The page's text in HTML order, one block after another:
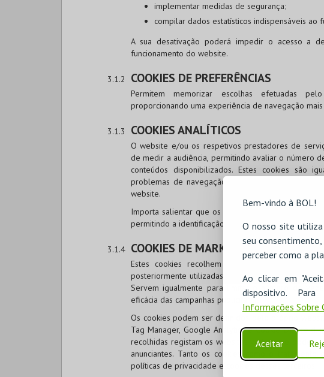
Bem-vindo à BOL!
O nosso site
seu consentimento,
perceber como a
Ao clicar em
dispositivo.
Informações Sobre
Aceitar
implementar medidas de segurança;
compilar dados estatísticos indispensáveis ao
A sua desativação poderá impedir o acesso a
funcionamento do website.
COOKIES DE PREFERÊNCIAS
Permitem memorizar escolhas efetuadas
proporcionando uma experiência de navegação
COOKIES ANALÍTICOS
O website e/ou os respetivos prestadores de
de medir a audiência, permitindo avaliar o número
conteúdos disponibilizados. Estes cookies são
problemas de navegação, contribuindo para a
website.
Importa salientar que os dados recolhidos através
permitindo a identificação individual dos visitantes.
COOKIES DE MARKETING E
Estes cookies recolhem informações sobre os
posteriormente utilizadas para apresentar anúncios
Servem igualmente para limitar o número de
eficácia das campanhas publicitárias.
Os cookies podem ser definidos pelo próprio
Tag Manager, Google Analytics e Cookie DeviceId,
recolhidas registam os websites visitados e podem
anunciantes. Tanto os cookies como o tratamento
políticas de privacidade e cookies desses terceiros.